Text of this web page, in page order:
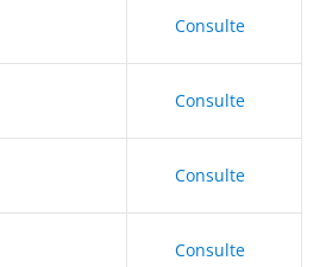
Consulte
Consulte
Consulte
Consulte